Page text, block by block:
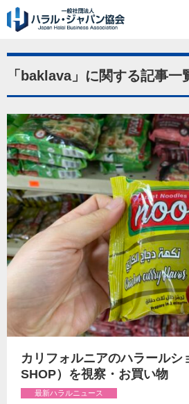
「baklava」に関する記事一
カリフォルニアのハラール
SHOP）を視察・お買い物
最新ハラルニュース